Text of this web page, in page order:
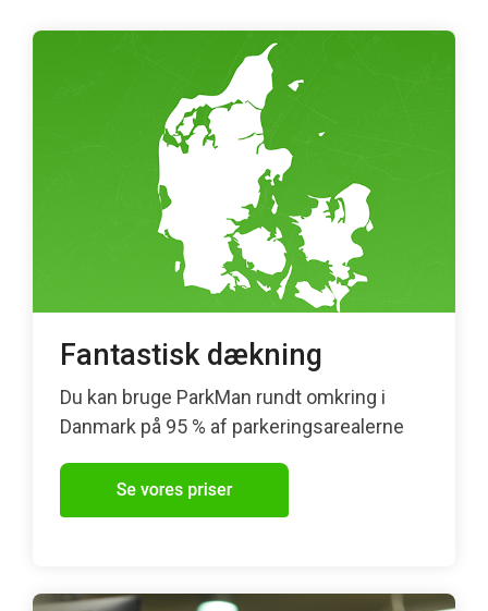
Fantastisk dækning
Du kan bruge ParkMan rundt omkring i
Danmark på 95 % af parkeringsarealerne